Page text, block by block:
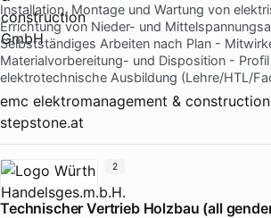
Installation, Montage und Wartung von
Errichtung von Nieder- und
Selbstständiges Arbeiten nach Plan -
Materialvorbereitung- und Disposition -
elektrotechnische Ausbildung (Lehre/HTL/
emc elektromanagement &
stepstone.at
Technischer Vertrieb Holzbau (all
2